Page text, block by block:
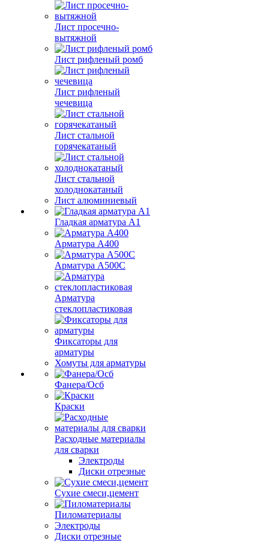
Лист просечно-
вытяжной
Лист рифленый ромб
Лист рифленый
чечевица
Лист стальной
горячекатаный
Лист стальной
холоднокатаный
Лист алюминиевый
Гладкая арматура А1
Арматура А400
Арматура A500C
Арматура
стеклопластиковая
Фиксаторы для
арматуры
Хомуты для арматуры
Фанера/Осб
Краски
Расходные материалы
для сварки
Электроды
Диски отрезные
Сухие смеси,цемент
Пиломатериалы
Электроды
Диски отрезные